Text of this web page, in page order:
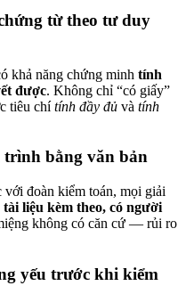
từ theo tư duy
khả năng chứng minh tính
được. Không chỉ “có giấy”
tiêu chítính đầy đủ và tính
bằng văn bản
đoàn kiểm toán, mọi giải
tài liệu kèm theo, có người
không có căn cứ — rủi ro
yếu trước khi kiểm